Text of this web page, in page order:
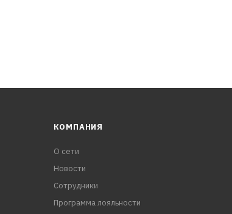
КОМПАНИЯ
О сети
Новости
Сотрудники
Программа лояльности